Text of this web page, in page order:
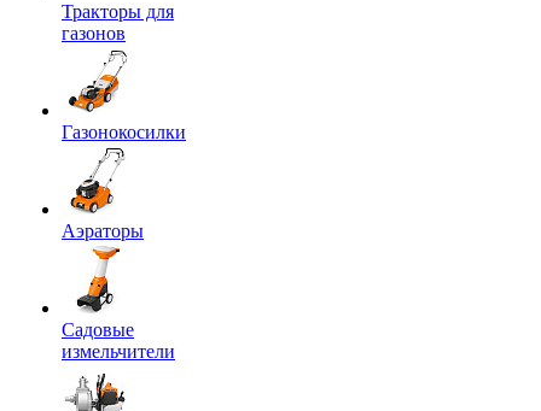
Тракторы для
газонов
Газонокосилки
Аэраторы
Садовые
измельчители